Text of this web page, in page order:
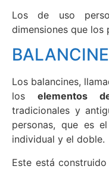
Los de uso
dimensiones que los
Los balancines,
loselementos
tradicionales y
personas, que es
individual y el doble.
Este está